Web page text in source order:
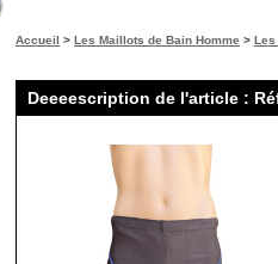
Accueil > Les Maillots de Bain Homme > Les
Deeeescription de l'article :